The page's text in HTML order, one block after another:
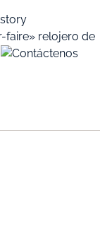
faire» relojero de